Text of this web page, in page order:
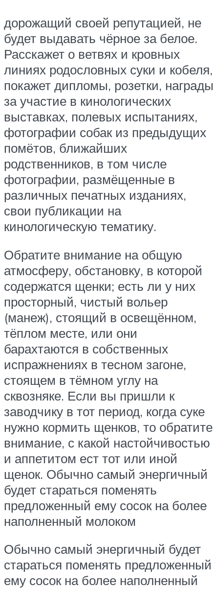
дорожащий своей репутацией, не
будет выдавать чёрное за белое.
Расскажет о ветвях и кровных
линиях родословных суки и кобеля,
покажет дипломы, розетки, награды
за участие в кинологических
выставках, полевых испытаниях,
фотографии собак из предыдущих
помётов, ближайших
родственников, в том числе
фотографии, размёщенные в
различных печатных изданиях,
свои публикации на
кинологическую тематику.
Обратите внимание на общую
атмосферу, обстановку, в которой
содержатся щенки; есть ли у них
просторный, чистый вольер
(манеж), стоящий в освещённом,
тёплом месте, или они
барахтаются в собственных
испражнениях в тесном загоне,
стоящем в тёмном углу на
сквозняке. Если вы пришли к
заводчику в тот период, когда суке
нужно кормить щенков, то обратите
внимание, с какой настойчивостью
и аппетитом ест тот или иной
щенок. Обычно самый энергичный
будет стараться поменять
предложенный ему сосок на более
наполненный молоком
Обычно самый энергичный будет
стараться поменять предложенный
ему сосок на более наполненный